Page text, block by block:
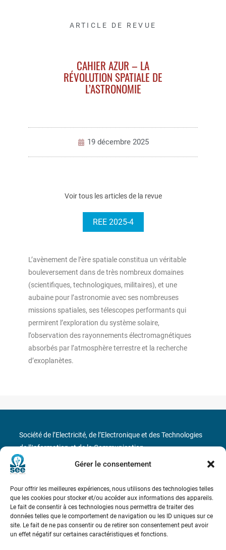
Gérer le consentement
Pour offrir les meilleures expériences, nous utilisons des technologies telles
que les cookies pour stocker et/ou accéder aux informations des appareils.
Le fait de consentir à ces technologies nous permettra de traiter des
données telles que le comportement de navigation ou les ID uniques sur ce
site. Le fait de ne pas consentir ou de retirer son consentement peut avoir
un effet négatif sur certaines caractéristiques et fonctions.
ARTICLE DE REVUE
CAHIER AZUR – LA
RÉVOLUTION SPATIALE DE
L’ASTRONOMIE
19 décembre 2025
Voir tous les articles de la revue
REE 2025-4
L’avènement de l’ère spatiale constitua un véritable
bouleversement dans de très nombreux domaines
(scientifiques, technologiques, militaires), et une
aubaine pour l’astronomie avec ses nombreuses
missions spatiales, ses télescopes performants qui
permirent l’exploration du système solaire,
l’observation des rayonnements électromagnétiques
absorbés par l’atmosphère terrestre et la recherche
d’exoplanètes.
Société de l’Electricité, de l’Electronique et des Technologies
de l’Information et de la Communication
17 rue de l’Amiral Hamelin
Métro : « Boissière » Ligne 6 et « Iéna » Ligne 9
Téléphone : (+33) 1 56 90 37 17
N° de SIREN : 785 393 232, Code APE : 9412Z TVA intra-